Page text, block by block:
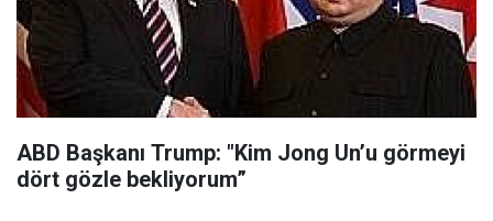
ABD Başkanı Trump: "Kim Jong Un’u görmeyi
dört gözle bekliyorum”